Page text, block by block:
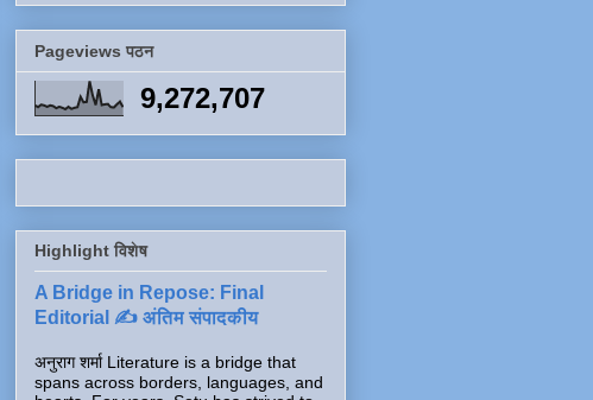
Pageviews पठन
9,272,707
Highlight विशेष
A Bridge in Repose: Final
Editorial ✍️ अंतिम संपादकीय
अनुराग शर्मा Literature is a bridge that
spans across borders, languages, and